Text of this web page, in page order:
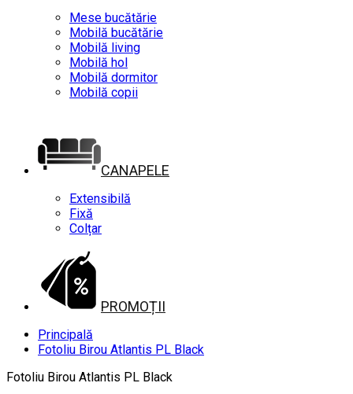
Mese bucătărie
Mobilă bucătărie
Mobilă living
Mobilă hol
Mobilă dormitor
Mobilă copii
CANAPELE
Extensibilă
Fixă
Colțar
PROMOȚII
Principală
Fotoliu Birou Atlantis PL Black
Fotoliu Birou Atlantis PL Black